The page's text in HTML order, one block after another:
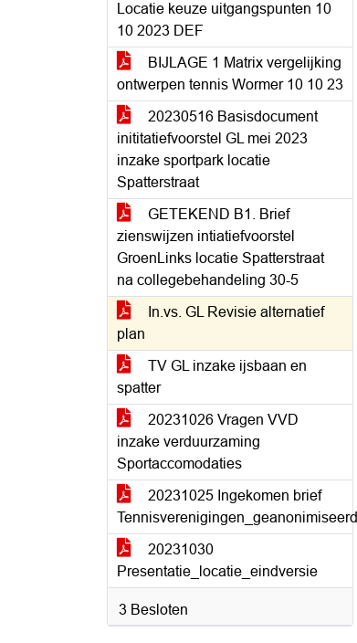
Locatie keuze uitgangspunten 10
10 2023 DEF
BIJLAGE 1 Matrix vergelijking
ontwerpen tennis Wormer 10 10 23
20230516 Basisdocument
inititatiefvoorstel GL mei 2023
inzake sportpark locatie
Spatterstraat
GETEKEND B1. Brief
zienswijzen intiatiefvoorstel
GroenLinks locatie Spatterstraat
na collegebehandeling 30-5
In.vs. GL Revisie alternatief
plan
TV GL inzake ijsbaan en
spatter
20231026 Vragen VVD
inzake verduurzaming
Sportaccomodaties
20231025 Ingekomen brief
Tennisverenigingen_geanonimiseerd
20231030
Presentatie_locatie_eindversie
3 Besloten